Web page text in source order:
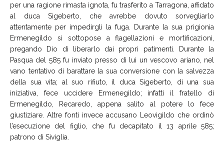
per una ragione rimasta ignota, fu trasferito a Tarragona, affidato
al duca Sigeberto, che avrebbe dovuto sorvegliarlo
attentamente per impedirgli la fuga. Durante la sua prigionia
Ermenegildo si sottopose a flagellazioni e mortificazioni,
pregando Dio di liberarlo dai propri patimenti. Durante la
Pasqua del 585 fu inviato presso di lui un vescovo ariano, nel
vano tentativo di barattare la sua conversione con la salvezza
della sua vita; al suo rifiuto, il duca Sigeberto, di una sua
iniziativa, fece uccidere Ermenegildo; infatti il fratello di
Ermenegildo, Recaredo, appena salito al potere lo fece
giustiziare. Altre fonti invece accusano Leovigildo che ordinò
l’esecuzione del figlio, che fu decapitato il 13 aprile 585;
patrono di Siviglia.